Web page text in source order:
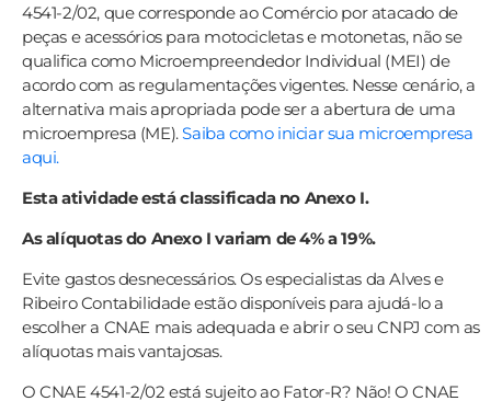
4541-2/02, que corresponde ao Comércio por atacado de
peças e acessórios para motocicletas e motonetas, não se
qualifica como Microempreendedor Individual (MEI) de
acordo com as regulamentações vigentes. Nesse cenário, a
alternativa mais apropriada pode ser a abertura de uma
microempresa (ME).Saiba como iniciar sua microempresa
aqui.
Esta atividade está classificada no Anexo I.
As alíquotas do Anexo I variam de 4% a 19%.
Evite gastos desnecessários. Os especialistas da Alves e
Ribeiro Contabilidade estão disponíveis para ajudá-lo a
escolher a CNAE mais adequada e abrir o seu CNPJ com as
alíquotas mais vantajosas.
O CNAE 4541-2/02 está sujeito ao Fator-R? Não! O CNAE